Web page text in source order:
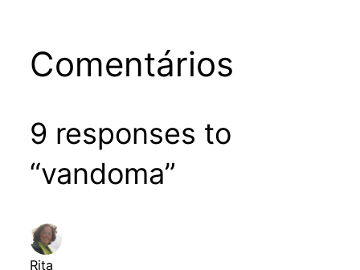
Comentários
9 responses to
“vandoma”
Rita